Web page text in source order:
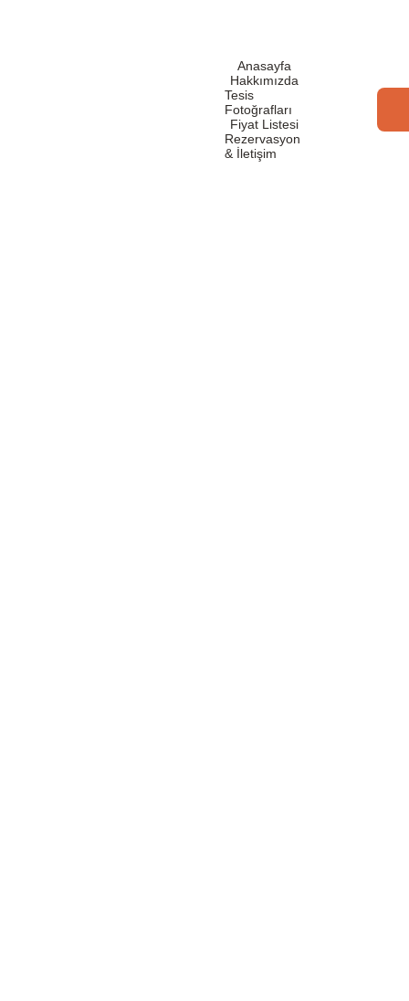
Anasayfa
Hakkımızda
Tesis
Fotoğrafları
Fiyat Listesi
Rezervasyon
& İletişim